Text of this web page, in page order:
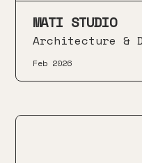
MATI STUDIO
Architecture &
Feb 2026